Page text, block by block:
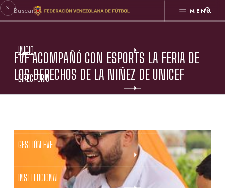
MENÚ
INICIO
DIRECTORIO
GESTIÓN FVF
INSTITUCIONAL
FVF ACOMPAÑÓ CON ESPORTS LA FERIA DE
LOS DERECHOS DE LA NIÑEZ DE UNICEF